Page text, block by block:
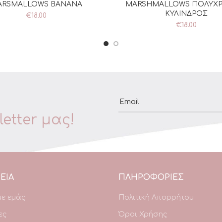
ΣΤΟ ΚΑΛΆΘΙ
BANANA
€18.00
ΠΡΟΣΘΉΚΗ ΣΤΟ
MARSHMALLOWS
ΚΥΛΙΝΔΡΟΣ
€18.00
μας!
εμάς
ΠΛΗΡΟΦΟΡΙΕΣ
Πολιτική Απορρήτου
Όροι Χρήσης